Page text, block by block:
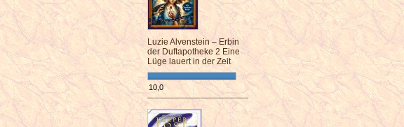
Luzie Alvenstein – Erbin
der Duftapotheke 2 Eine
Lüge lauert in der Zeit
10,0
¯¯¯¯¯¯¯¯¯¯¯¯¯¯¯¯¯¯¯¯¯¯¯¯